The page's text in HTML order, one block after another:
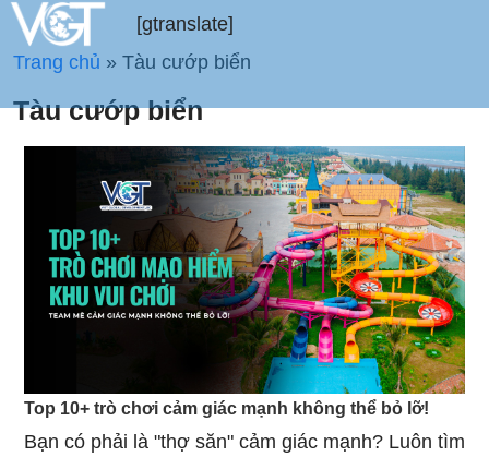
[gtranslate]
Trang chủ » Tàu cướp biển
Tàu cướp biển
Top 10+ trò chơi cảm giác mạnh không thể bỏ lỡ!
Bạn có phải là "thợ săn" cảm giác mạnh? Luôn tìm